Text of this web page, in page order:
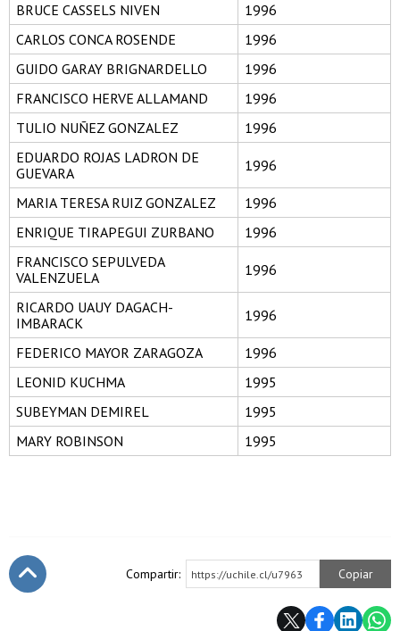
BRUCE CASSELS NIVEN
1996
CARLOS CONCA ROSENDE
1996
GUIDO GARAY BRIGNARDELLO
1996
FRANCISCO HERVE ALLAMAND
1996
TULIO NUÑEZ GONZALEZ
1996
EDUARDO ROJAS LADRON DE
GUEVARA
1996
MARIA TERESA RUIZ GONZALEZ
1996
ENRIQUE TIRAPEGUI ZURBANO
1996
FRANCISCO SEPULVEDA
VALENZUELA
1996
RICARDO UAUY DAGACH-
IMBARACK
1996
FEDERICO MAYOR ZARAGOZA
1996
LEONID KUCHMA
1995
SUBEYMAN DEMIREL
1995
MARY ROBINSON
1995
Compartir: https://uchile.cl/u7963 Copiar